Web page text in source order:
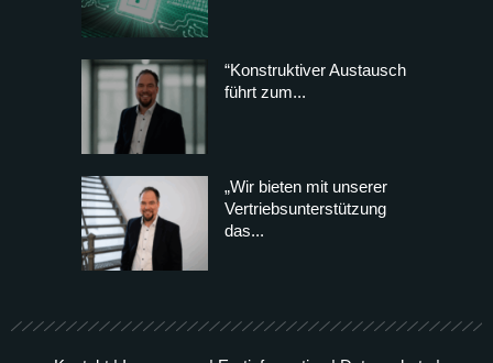
“Konstruktiver Austausch
führt zum...
„Wir bieten mit unserer
Vertriebsunterstützung
das...